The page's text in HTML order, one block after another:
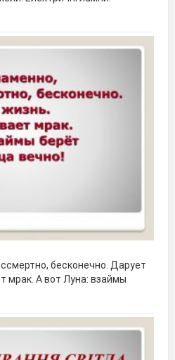
бесконечно. Дарует
мрак. А вот Луна: взаймы